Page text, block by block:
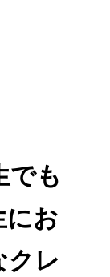
でも
にお
クレ